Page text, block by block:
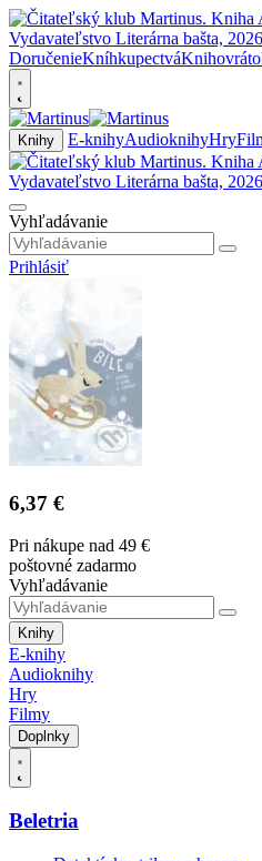
DoručenieKníhkupectvá
Knihy E-knihyAudioknihyHry
Vyhľadávanie
Prihlásiť
6,37 €
Pri nákupe nad 49 €
poštovné zadarmo
Vyhľadávanie
Knihy
E-knihy
Audioknihy
Hry
Filmy
Doplnky
Beletria